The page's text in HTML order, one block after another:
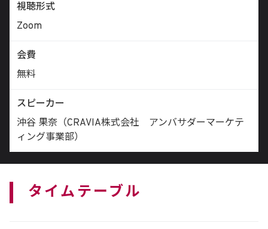
視聴形式
Zoom
会費
無料
スピーカー
沖谷 果奈（CRAVIA株式会社 アンバサダーマーケテ
ィング事業部）
タイムテーブル